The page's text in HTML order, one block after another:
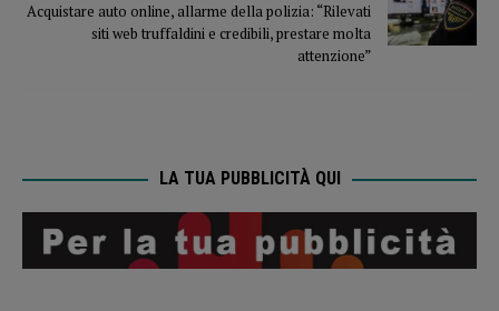
Acquistare auto online, allarme della polizia: “Rilevati
siti web truffaldini e credibili, prestare molta
attenzione”
LA TUA PUBBLICITÀ QUI